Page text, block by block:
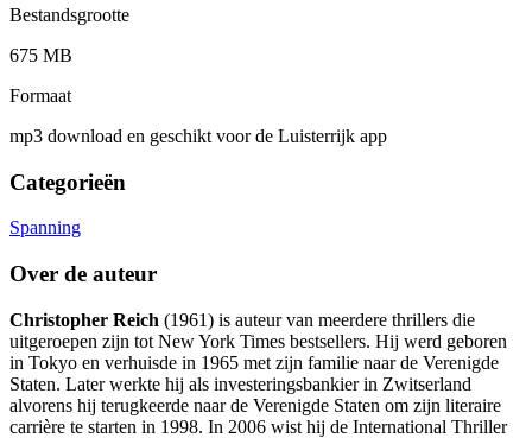
Bestandsgrootte
675 MB
Formaat
mp3 download en geschikt voor de Luisterrijk app
Categorieën
Spanning
Over de auteur
Christopher Reich (1961) is auteur van meerdere thrillers die
uitgeroepen zijn tot New York Times bestsellers. Hij werd geboren
in Tokyo en verhuisde in 1965 met zijn familie naar de Verenigde
Staten. Later werkte hij als investeringsbankier in Zwitserland
alvorens hij terugkeerde naar de Verenigde Staten om zijn literaire
carrière te starten in 1998. In 2006 wist hij de International Thriller